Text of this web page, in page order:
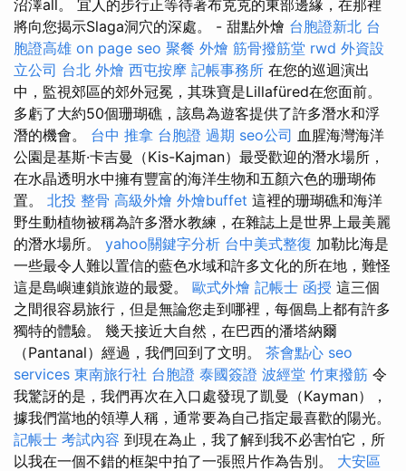
沼澤all。 宜人的步行正等待著布克克的東部邊緣，在那裡
將向您揭示Slaga洞穴的深處。 - 甜點外燴 台胞證新北 台
胞證高雄 on page seo 聚餐 外燴 筋骨撥筋堂 rwd 外資設
立公司 台北 外燴 西屯按摩 記帳事務所 在您的巡迴演出
中，監視郊區的郊外冠冕，其珠寶是Lillafüred在您面前。
多虧了大約50個珊瑚礁，該島為遊客提供了許多潛水和浮
潛的機會。 台中 推拿 台胞證 過期 seo公司 血腥海灣海洋
公園是基斯·卡吉曼（Kis-Kajman）最受歡迎的潛水場所，
在水晶透明水中擁有豐富的海洋生物和五顏六色的珊瑚佈
置。 北投 整骨 高級外燴 外燴buffet 這裡的珊瑚礁和海洋
野生動植物被稱為許多潛水教練，在雜誌上是世界上最美麗
的潛水場所。 yahoo關鍵字分析 台中美式整復 加勒比海是
一些最令人難以置信的藍色水域和許多文化的所在地，難怪
這是島嶼連鎖旅遊的最愛。 歐式外燴 記帳士 函授 這三個
之間很容易旅行，但是無論您走到哪裡，每個島上都有許多
獨特的體驗。 幾天接近大自然，在巴西的潘塔納爾
（Pantanal）經過，我們回到了文明。 茶會點心 seo
services 東南旅行社 台胞證 泰國簽證 波經堂 竹東撥筋 令
我驚訝的是，我們再次在入口處發現了凱曼（Kayman），
據我們當地的領導人稱，通常要為自己指定最喜歡的陽光。
記帳士 考試內容 到現在為止，我了解到我不必害怕它，所
以我在一個不錯的框架中拍了一張照片作為告別。 大安區